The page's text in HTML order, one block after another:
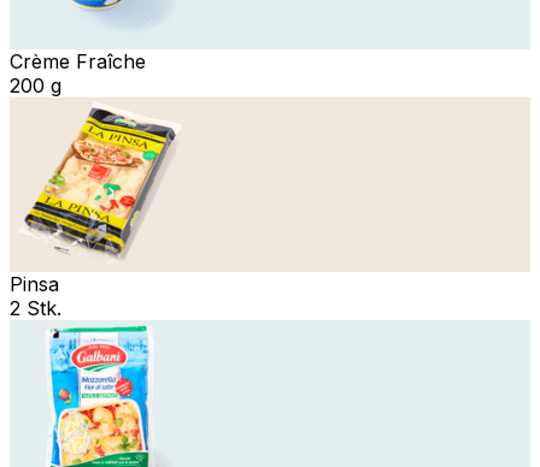
Crème Fraîche
200 g
Pinsa
2 Stk.